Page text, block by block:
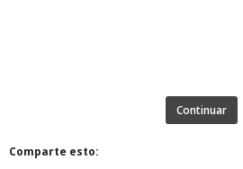
Continuar
Comparte esto: